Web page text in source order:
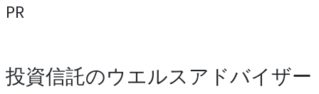
PR
投資信託のウエルスアドバイザー